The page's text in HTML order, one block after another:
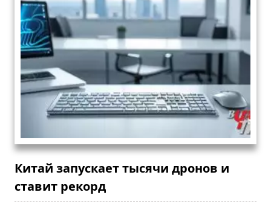
Китай запускает тысячи дронов и
ставит рекорд